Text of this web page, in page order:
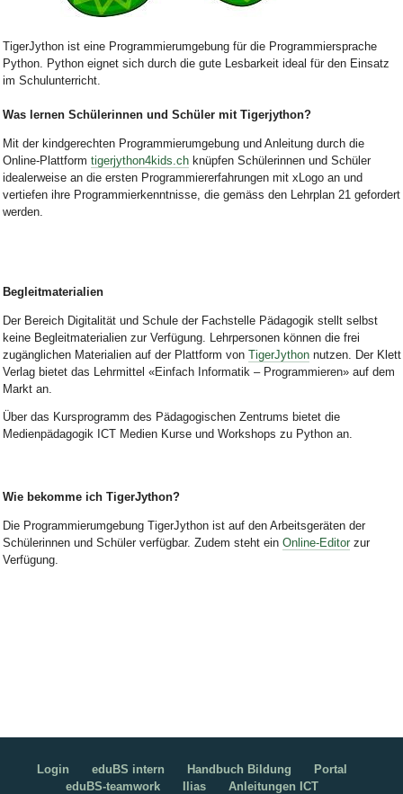
TigerJython ist eine Programmierumgebung für die Programmiersprache
Python. Python eignet sich durch die gute Lesbarkeit ideal für den Einsatz
im Schulunterricht.
Was lernen Schülerinnen und Schüler mit Tigerjython?
Mit der kindgerechten Programmierumgebung und Anleitung durch die
Online-Plattform tigerjython4kids.chknüpfen Schülerinnen und Schüler
idealerweise an die ersten Programmiererfahrungen mit xLogo an und
vertiefen ihre Programmierkenntnisse, die gemäss den Lehrplan 21 gefordert
werden.
Begleitmaterialien
Der Bereich Digitalität und Schule der Fachstelle Pädagogik stellt selbst
keine Begleitmaterialien zur Verfügung. Lehrpersonen können die frei
zugänglichen Materialien auf der Plattform von TigerJythonnutzen. Der Klett
Verlag bietet das Lehrmittel «Einfach Informatik – Programmieren»auf dem
Markt an.
Über das Kursprogramm des Pädagogischen Zentrums bietet die
Medienpädagogik ICT Medien Kurse und Workshops zu Python an.
Wie bekomme ich TigerJython?
Die Programmierumgebung TigerJython ist auf den Arbeitsgeräten der
Schülerinnen und Schüler verfügbar. Zudem steht ein Online-Editorzur
Verfügung.
Login eduBS intern Handbuch Bildung
Portal
eduBS-teamwork
Ilias Anleitungen ICT